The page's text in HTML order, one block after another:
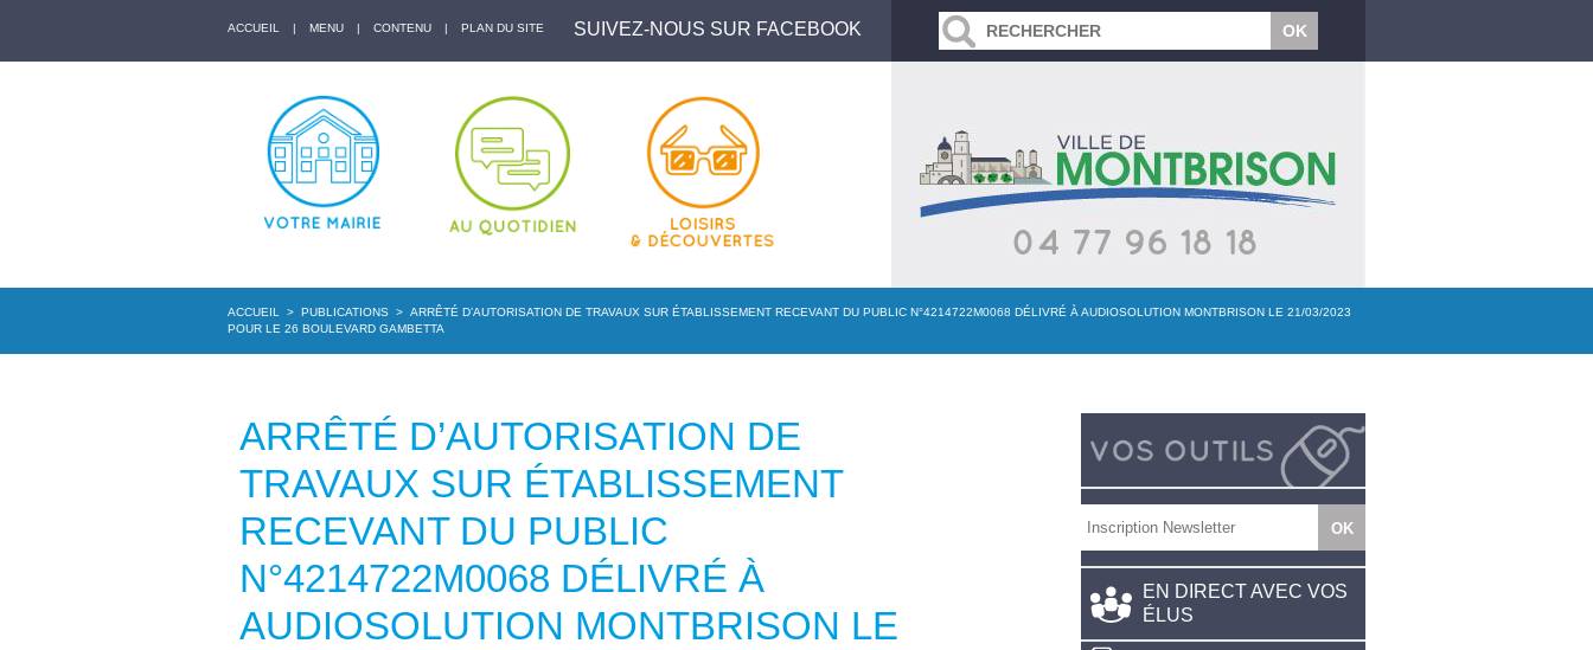
ACCUEIL | MENU | CONTENU | PLAN DU SITE SUIVEZ-NOUS SUR FACEBOOK
ACCUEIL > PUBLICATIONS > ARRÊTÉ D’AUTORISATION DE TRAVAUX SUR ÉTABLISSEMENT RECEVANT DU PUBLIC N°4214722M0068 DÉLIVRÉ À AUDIOSOLUTION MONTBRISON LE 21/03/2023
POUR LE 26 BOULEVARD GAMBETTA
ARRÊTÉ D’AUTORISATION DE
TRAVAUX SUR ÉTABLISSEMENT
RECEVANT DU PUBLIC
N°4214722M0068 DÉLIVRÉ À
AUDIOSOLUTION MONTBRISON LE
EN DIRECT AVEC VOS
ÉLUS